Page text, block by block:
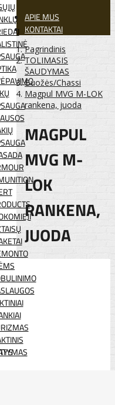
APIE MUS
KONTAKTAI
Pagrindinis
TOLIMASIS
ŠAUDYMAS
Buožės/Chassi
Magpul MVG M-LOK
rankena, juoda
MAGPUL
MVG M-
LOK
RANKENA,
JUODA